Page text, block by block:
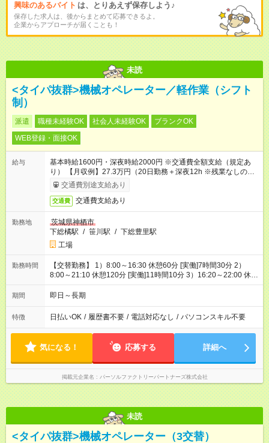
興味のあるバイト は、とりあえず保存しよう♪
保存した求人は、後からまとめて応募できるよ。
企業からアプローチが届くことも！
未読
<タイパ抜群>機械オペレーター／軽作業（シフト
制）
派遣 職種未経験OK 社会人未経験OK
ブランクOK
WEB登録・面接OK
給与
基本時給1600円・深夜時給2000円 ※交通費全額支給（規定あ
り） 【月収例】27.3万円（20日勤務＋深夜12h ※残業なしの場
合）交通費別途支給あり
交通費 交通費支給あり
勤務地
茨城県神栖市
下総橘駅 / 笹川駅 / 下総豊里駅
工場
勤務時間
【交替勤務】 1）8:00～16:30 休憩60分 [実働]7時間30分 2）
8:00～21:10 休憩120分 [実働]11時間10分 3）16:20～22:00 休憩
40分 [実働]5時間00分 4）21:00～翌8:10 休憩75分 [実働]9時間
55分 5）21:50～翌8:10 休憩75分 [実働]9時間05分
期間 即日～長期
特徴 日払いOK / 履歴書不要 / 電話対応なし / パソコンスキル不要
気になる！ 応募する 詳細へ
掲載元企業名 パーソルファクトリーパートナーズ株式会社
未読
<タイパ抜群>機械オペレーター（3交替）